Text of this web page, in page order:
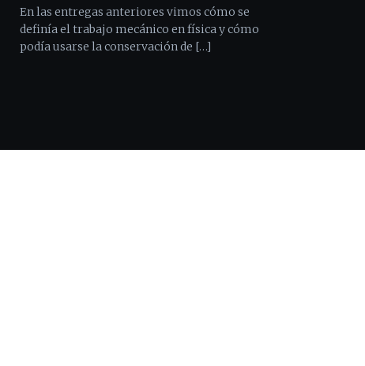
y
espectáculos
de
4
En las entregas anteriores vimos cómo se
definía el trabajo mecánico en física y cómo
podía usarse la conservación de […]